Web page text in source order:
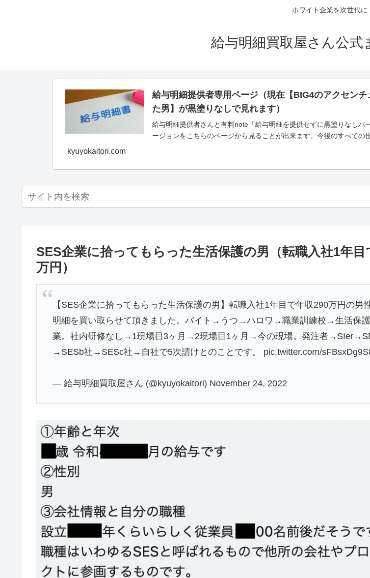
ホワイト企業を次世代に
給与明細買取屋さん公式
給与明細提供者専用ページ（現在【BIG4のアクセン
た男】が黒塗りなしで見れます）
給与明細提供者さんと有料note「給与明細を提供せずに黒塗りなし
ージョンをこちらのページから見ることが出来ます。今後のすべての
kyuyokaitori.com
SES企業に拾ってもらった生活保護の男（転職入社1年目
万円）
【SES企業に拾ってもらった生活保護の男】転職入社1年目で年収290万円の男
明細を買い取らせて頂きました。バイト→うつ→ハロワ→職業訓練校→生活保
業。社内研修なし→1現場目3ヶ月→2現場目1ヶ月→今の現場。発注者
→SESb社→SESc社→自社で5次請けとのことです。 pic.twitter.com/
— 給与明細買取屋さん (@kyuyokaitori) November 24, 2022